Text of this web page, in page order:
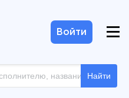
Найти
Войти